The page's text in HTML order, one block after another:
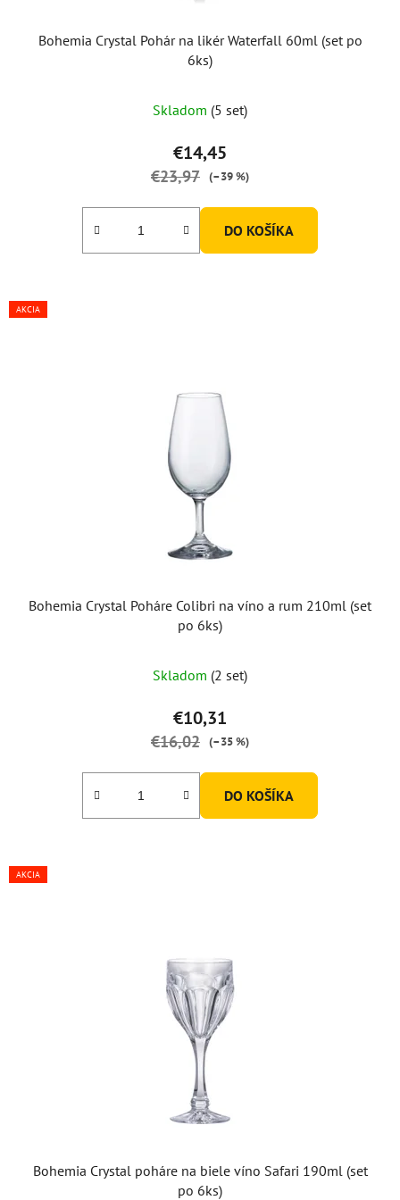
Bohemia Crystal Pohár na likér Waterfall 60ml (set po
6ks)
Skladom (5 set)
€14,45
€23,97 (–39 %)
DO KOŠÍKA
AKCIA
Bohemia Crystal Poháre Colibri na víno a rum 210ml (set
po 6ks)
Skladom (2 set)
€10,31
€16,02 (–35 %)
DO KOŠÍKA
AKCIA
Bohemia Crystal poháre na biele víno Safari 190ml (set
po 6ks)